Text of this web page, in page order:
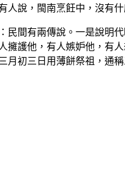
人說，閩南烹飪中，沒有
民間有兩傳說。一是說明
擁護他，有人嫉妒他，有
月初三日用薄餅祭祖，通稱